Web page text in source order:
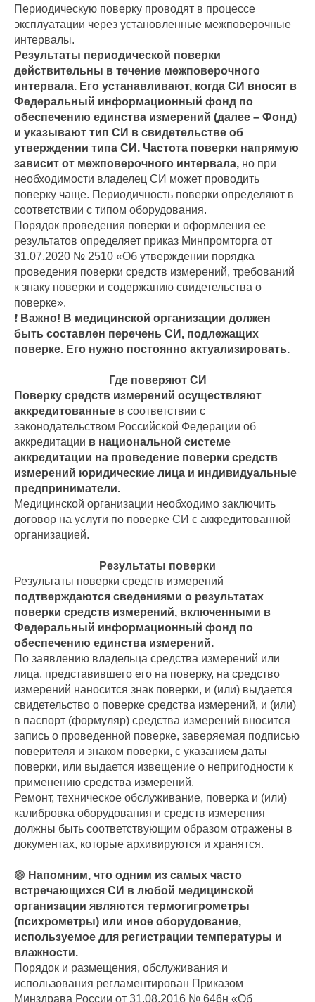
Периодическую поверку проводят в процессе
эксплуатации через установленные межповерочные
интервалы.
Результаты периодической поверки
действительны в течение межповерочного
интервала. Его устанавливают, когда СИ вносят в
Федеральный информационный фонд по
обеспечению единства измерений (далее – Фонд)
и указывают тип СИ в свидетельстве об
утверждении типа СИ. Частота поверки напрямую
зависит от межповерочного интервала, но при
необходимости владелец СИ может проводить
поверку чаще. Периодичность поверки определяют в
соответствии с типом оборудования.
Порядок проведения поверки и оформления ее
результатов определяет приказ Минпромторга от
31.07.2020 № 2510 «Об утверждении порядка
проведения поверки средств измерений, требований
к знаку поверки и содержанию свидетельства о
поверке».
❗ Важно! В медицинской организации должен
быть составлен перечень СИ, подлежащих
поверке. Его нужно постоянно актуализировать.
Где поверяют СИ
Поверку средств измерений осуществляют
аккредитованные в соответствии с
законодательством Российской Федерации об
аккредитации в национальной системе
аккредитации на проведение поверки средств
измерений юридические лица и индивидуальные
предприниматели.
Медицинской организации необходимо заключить
договор на услуги по поверке СИ с аккредитованной
организацией.
Результаты поверки
Результаты поверки средств измерений
подтверждаются сведениями о результатах
поверки средств измерений, включенными в
Федеральный информационный фонд по
обеспечению единства измерений.
По заявлению владельца средства измерений или
лица, представившего его на поверку, на средство
измерений наносится знак поверки, и (или) выдается
свидетельство о поверке средства измерений, и (или)
в паспорт (формуляр) средства измерений вносится
запись о проведенной поверке, заверяемая подписью
поверителя и знаком поверки, с указанием даты
поверки, или выдается извещение о непригодности к
применению средства измерений.
Ремонт, техническое обслуживание, поверка и (или)
калибровка оборудования и средств измерения
должны быть соответствующим образом отражены в
документах, которые архивируются и хранятся.
🟢 Напомним, что одним из самых часто
встречающихся СИ в любой медицинской
организации являются термогигрометры
(психрометры) или иное оборудование,
используемое для регистрации температуры и
влажности.
Порядок и размещения, обслуживания и
использования регламентирован Приказом
Минздрава России от 31.08.2016 № 646н «Об